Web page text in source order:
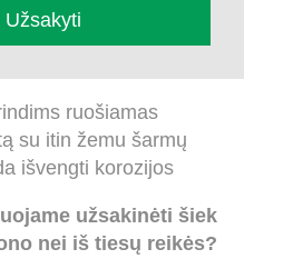
Užsakyti
ruošiamas
su itin žemu šarmų
išvengti korozijos
užsakinėti šiek
nei iš tiesų reikės?